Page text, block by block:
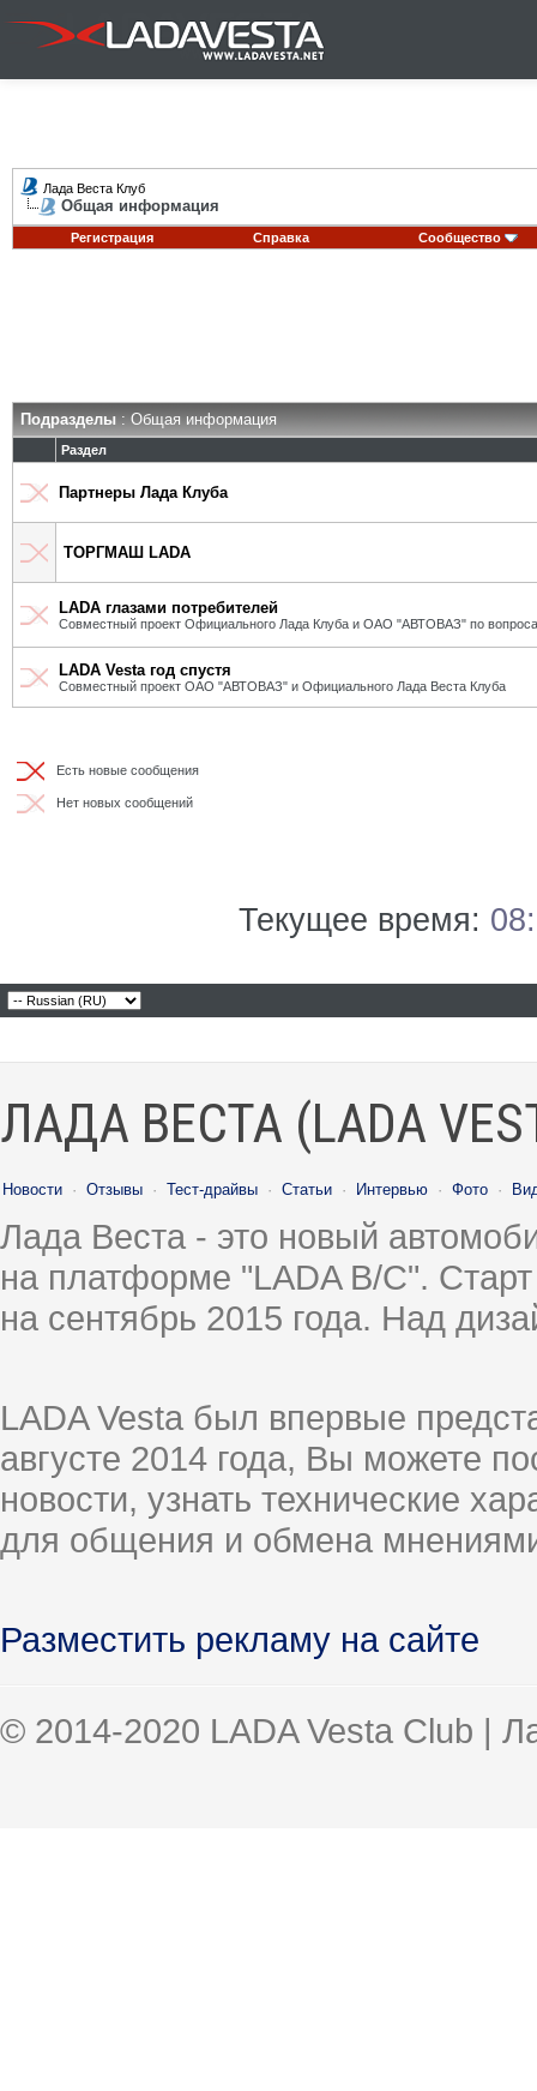
Лада Веста Клуб
Общая информация
Регистрация Справка Сообщество
Подразделы: Общая информация
Раздел
Партнеры Лада Клуба
ТОРГМАШ LADA
LADA глазами потребителей
Совместный проект Официального Лада Клуба и ОАО "АВТОВАЗ" по
LADA Vesta год спустя
Совместный проект ОАО "АВТОВАЗ" и Официального Лада Веста Клуба
Есть новые сообщения
Нет новых сообщений
Текущее время:
ЛАДА ВЕСТА (LADA
Новости · Отзывы · Тест-драйвы · Статьи · Интервью · Фото ·
Лада Веста - это новый
на платформе "LADA B/C".
на сентябрь 2015 года. Над
LADA Vesta был впервые
августе 2014 года, Вы можете
новости, узнать технические
для общения и обмена
Разместить рекламу на сайте
© 2014-2020 LADA Vesta Club |